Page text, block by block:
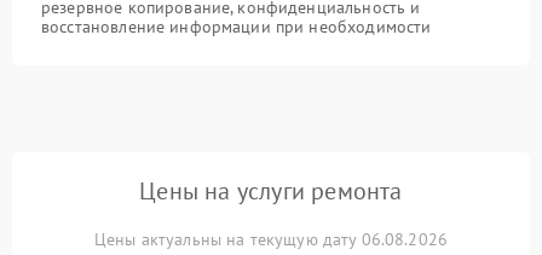
резервное копирование, конфиденциальность и
восстановление информации при необходимости
Цены на услуги ремонта
Цены актуальны на текущую дату 06.08.2026